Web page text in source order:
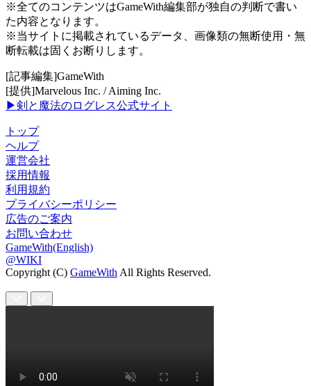
※全てのコンテンツはGameWith編集部が独自の判断で書い
た内容となります。
※当サイトに掲載されているデータ、画像類の無断使用・無
断転載は固くお断りします。
[記事編集]GameWith
[提供]Marvelous Inc. / Aiming Inc.
▶剣と魔法のログレス公式サイト
トップ
ヘルプ
運営会社
採用情報
利用規約
プライバシーポリシー
広告のご案内
お問い合わせ
GameWith(English)
@WIKI
Copyright (C) GameWithAll Rights Reserved.